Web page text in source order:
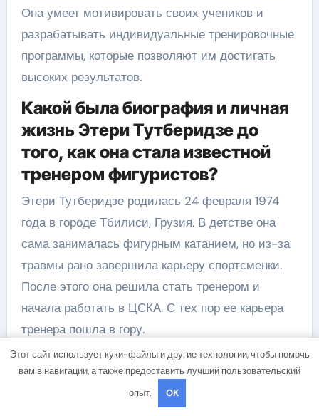
Она умеет мотивировать своих учеников и
разрабатывать индивидуальные тренировочные
программы, которые позволяют им достигать
высоких результатов.
Какой была биография и личная
жизнь Этери Тутберидзе до
того, как она стала известной
тренером фигуристов?
Этери Тутберидзе родилась 24 февраля 1974
года в городе Тбилиси, Грузия. В детстве она
сама занималась фигурным катанием, но из-за
травмы рано завершила карьеру спортсменки.
После этого она решила стать тренером и
начала работать в ЦСКА. С тех пор ее карьера
тренера пошла в гору.
Этот сайт использует куки-файлы и другие технологии, чтобы помочь
вам в навигации, а также предоставить лучший пользовательский
опыт.
OK